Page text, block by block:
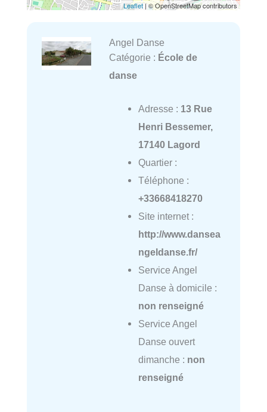
Leaflet| © OpenStreetMap contributors
Angel Danse
Catégorie : École de
danse
Adresse : 13 Rue
Henri Bessemer,
17140 Lagord
Quartier :
Téléphone :
+33668418270
Site internet :
http://www.dansea
ngeldanse.fr/
Service Angel
Danse à domicile :
non renseigné
Service Angel
Danse ouvert
dimanche : non
renseigné